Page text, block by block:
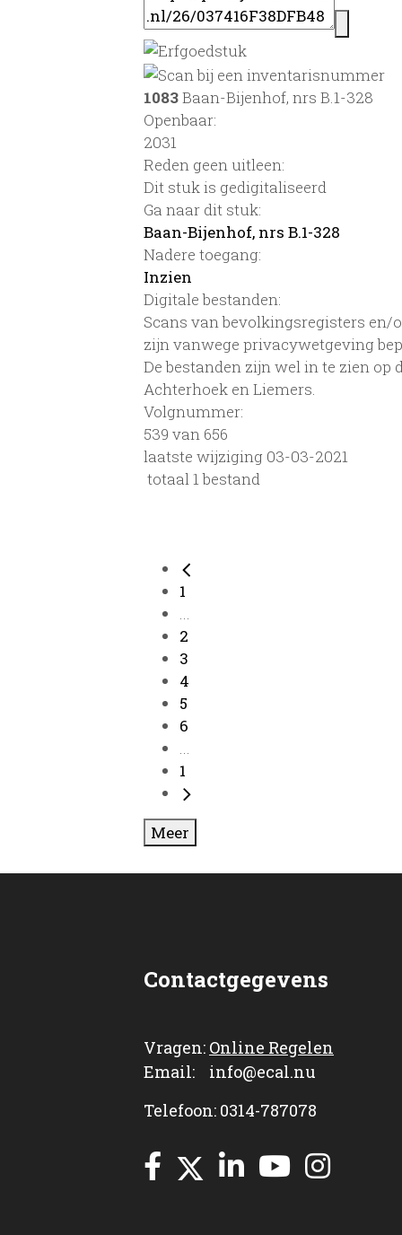
1083Baan-Bijenhof, nrs B.1-328
Openbaar:
2031
Reden geen uitleen:
Dit stuk is gedigitaliseerd
Ga naar dit stuk:
Baan-Bijenhof, nrs B.1-328
Nadere toegang:
Inzien
Digitale bestanden:
Scans van bevolkingsregisters en/
zijn vanwege privacywetgeving
De bestanden zijn wel in te zien
Achterhoek en Liemers.
Volgnummer:
539 van 656
laatste wijziging 03-03-2021
totaal 1 bestand
1
...
2
3
4
5
6
...
1
Meer
Contactgegevens
Vragen: Online Regelen
Email: info@ecal.nu
Telefoon: 0314-787078